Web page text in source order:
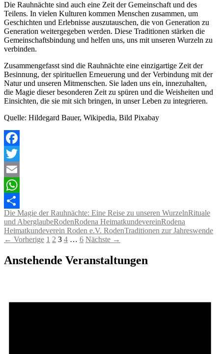
Die Rauhnächte sind auch eine Zeit der Gemeinschaft und des
Teilens. In vielen Kulturen kommen Menschen zusammen, um
Geschichten und Erlebnisse auszutauschen, die von Generation zu
Generation weitergegeben werden. Diese Traditionen stärken die
Gemeinschaftsbindung und helfen uns, uns mit unseren Wurzeln zu
verbinden.
Zusammengefasst sind die Rauhnächte eine einzigartige Zeit der
Besinnung, der spirituellen Erneuerung und der Verbindung mit der
Natur und unseren Mitmenschen. Sie laden uns ein, innezuhalten,
die Magie dieser besonderen Zeit zu spüren und die Weisheiten und
Einsichten, die sie mit sich bringen, in unser Leben zu integrieren.
Quelle: Hildegard Bauer, Wikipedia, Bild Pixabay
Facebook
Twitter
Email
WhatsApp
Teilen
Die Magie der Rauhnächte: Eine Reise zu unseren WurzelnRituale
und AberglaubeRodenRodena HeimatkundevereinRodena
Heimatkundeverein Roden e.V. RodenTraditionen zur Jahreswende
Beitragsnavigation
← Vorherige 1 2 3 4 … 6 Nächste →
Anstehende Veranstaltungen